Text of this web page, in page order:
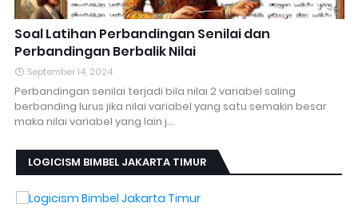
Soal Latihan Perbandingan Senilai dan
Perbandingan Berbalik Nilai
September 14, 2024
Perbandingan senilai terjadi bila nilai 2 variabel saling
berbanding lurus jika nilai variabel yang satu semakin besar
maka nilai variabel yang lain j…
LOGICISM BIMBEL JAKARTA TIMUR